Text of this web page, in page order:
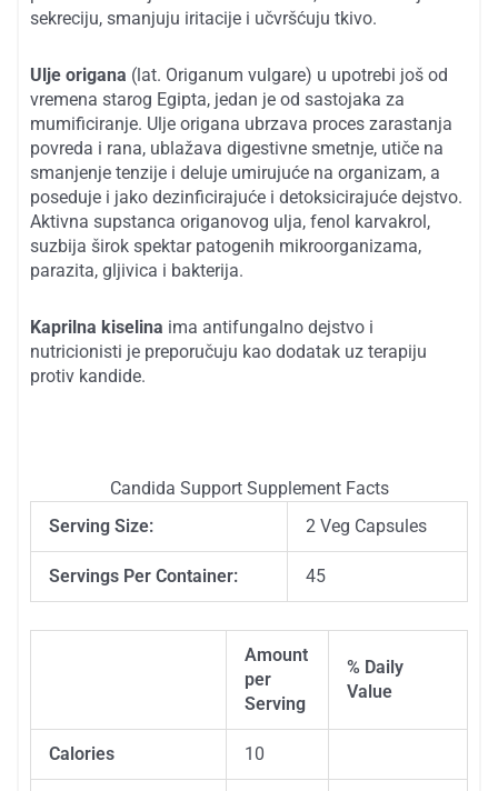
sekreciju, smanjuju iritacije i učvršćuju tkivo.
Ulje origana (lat. Origanum vulgare) u upotrebi još od
vremena starog Egipta, jedan je od sastojaka za
mumificiranje. Ulje origana ubrzava proces zarastanja
povreda i rana, ublažava digestivne smetnje, utiče na
smanjenje tenzije i deluje umirujuće na organizam, a
poseduje i jako dezinficirajuće i detoksicirajuće dejstvo.
Aktivna supstanca origanovog ulja, fenol karvakrol,
suzbija širok spektar patogenih mikroorganizama,
parazita, gljivica i bakterija.
Kaprilna kiselina ima antifungalno dejstvo i
nutricionisti je preporučuju kao dodatak uz terapiju
protiv kandide.
Candida Support Supplement Facts
Serving Size:
2 Veg Capsules
Servings Per Container: 45
Amount
per
Serving
% Daily
Value
Calories 10